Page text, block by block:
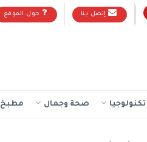
إتصل بنا حول الموقع
تكنولوجيا صحة وجمال مطبخ